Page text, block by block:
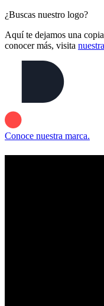
¿Buscas nuestro logo?
Aquí te dejamos una
conocer más, visita
Conoce nuestra marca.